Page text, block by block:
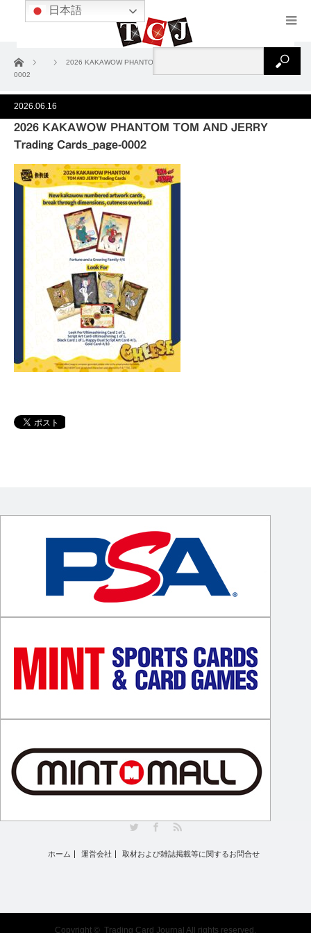
ホーム
2026 KAKAWOW PHANTOM TOM AND JERRY Trading Cards_page-
0002
2026.06.16
2026 KAKAWOW PHANTOM TOM AND JERRY
Trading Cards_page-0002
ホーム 運営会社 取材および雑誌掲載等に関するお問合せ
Copyright © Trading Card Journal All rights reserved.
日本語